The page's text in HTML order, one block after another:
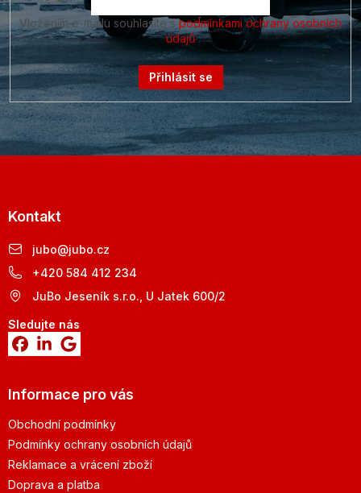
Vložením e-mailu souhlasíte spodmínkami ochrany osobních
údajů
Přihlásit se
Kontakt
jubo@jubo.cz
+420 584 412 234
JuBo Jeseník s.r.o., U Jatek 600/2
Sledujte nás
Informace pro vás
Obchodní podmínky
Podmínky ochrany osobních údajů
Reklamace a vrácení zboží
Doprava a platba